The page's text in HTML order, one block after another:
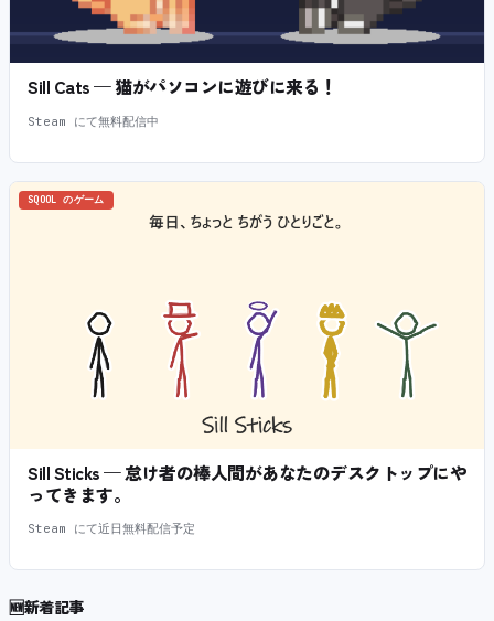
Sill Cats — 猫がパソコンに遊びに来る！
Steam にて無料配信中
SQOOL のゲーム
Sill Sticks — 怠け者の棒人間があなたのデスクトップにや
ってきます。
Steam にて近日無料配信予定
🆕新着記事